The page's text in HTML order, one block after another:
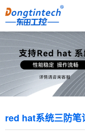
red hat系统三防笔